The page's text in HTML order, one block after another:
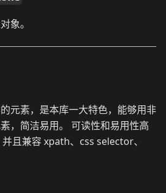
象。
元素，是本库一大特色，能够用非
，简洁易用。 可读性和易用性高
且兼容 xpath、css selector、